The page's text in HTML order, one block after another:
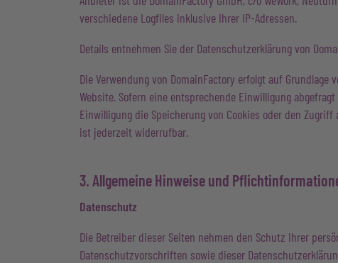
verschiedene Logfiles inklusive Ihrer IP-Adressen.
Details entnehmen Sie der Datenschutzerklärung von
Die Verwendung von DomainFactory erfolgt auf
Website. Sofern eine entsprechende Einwilligung
Einwilligung die Speicherung von Cookies oder den
ist jederzeit widerrufbar.
3. Allgemeine Hinweise und
Datenschutz
Die Betreiber dieser Seiten nehmen den Schutz Ihrer
Datenschutzvorschriften sowie dieser